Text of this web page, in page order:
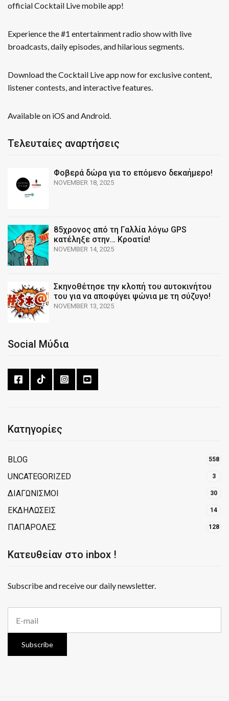
official Cocktail Live mobile app!
Experience the #1 entertainment radio show with live
broadcasts, daily episodes, and hilarious segments.
Download the Cocktail Live app now for exclusive content,
listener contests, and interactive features.
Available on iOS and Android.
Τελευταίες αναρτήσεις
Φοβερά δώρα για το επόμενο δεκαήμερο!
NOVEMBER 18, 2025
85χρονος από τη Γαλλία λόγω GPS
κατέληξε στην… Κροατία!
NOVEMBER 14, 2025
Σκηνοθέτησε την κλοπή του αυτοκινήτου
του για να αποφύγει ψώνια με τη σύζυγο!
NOVEMBER 13, 2025
Social Μύδια
Κατηγορίες
BLOG 558
UNCATEGORIZED 3
ΔΙΑΓΩΝΙΣΜΟΙ 30
ΕΚΔΗΛΩΣΕΙΣ 14
ΠΑΠΑΡΟΛΕΣ 128
Κατευθείαν στο inbox !
Subscribe and receive our daily newsletter.
a
Subscribe